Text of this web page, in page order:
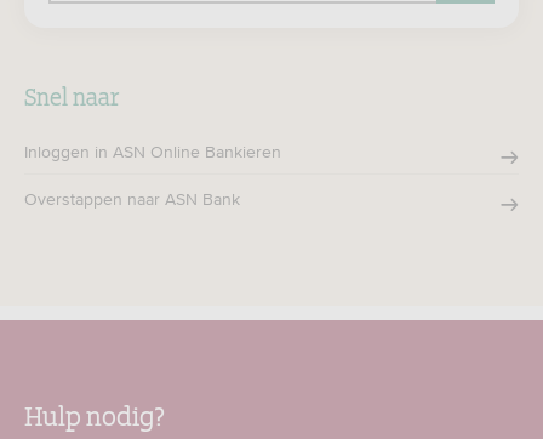
Snel naar
Inloggen in ASN Online Bankieren
Overstappen naar ASN Bank
Hulp nodig?